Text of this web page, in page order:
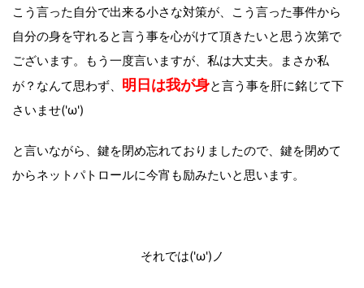
こう言った自分で出来る小さな対策が、こう言った事件から
自分の身を守れると言う事を心がけて頂きたいと思う次第で
ございます。もう一度言いますが、私は大丈夫。まさか私
が？なんて思わず、 明日は我が身と言う事を肝に銘じて下
さいませ('ω')
と言いながら、鍵を閉め忘れておりましたので、鍵を閉めて
からネットパトロールに今宵も励みたいと思います。
それでは('ω')ノ